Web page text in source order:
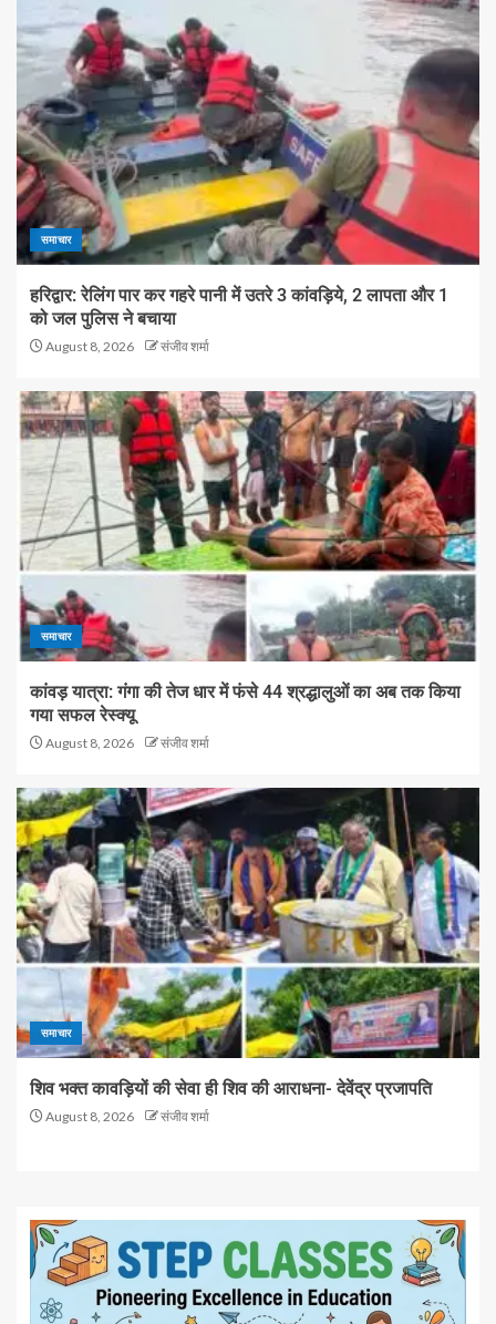
समाचार
हरिद्वार: रेलिंग पार कर गहरे पानी में उतरे 3 कांवड़िये, 2 लापता और 1
को जल पुलिस ने बचाया
August 8, 2026 संजीव शर्मा
समाचार
कांवड़ यात्रा: गंगा की तेज धार में फंसे 44 श्रद्धालुओं का अब तक किया
गया सफल रेस्क्यू
August 8, 2026 संजीव शर्मा
समाचार
शिव भक्त कावड़ियों की सेवा ही शिव की आराधना- देवेंद्र प्रजापति
August 8, 2026 संजीव शर्मा